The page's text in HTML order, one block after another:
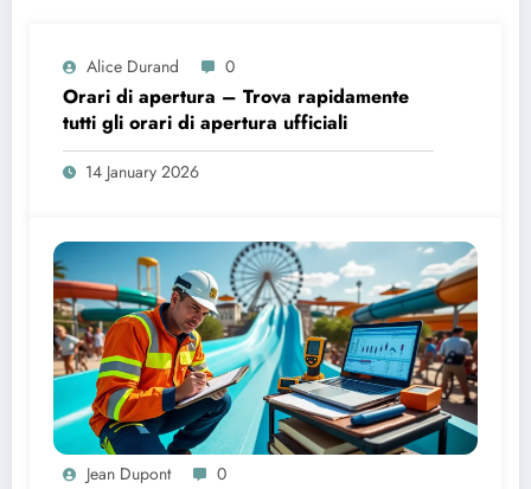
Alice Durand 0
Orari di apertura – Trova rapidamente
tutti gli orari di apertura ufficiali
14 January 2026
Jean Dupont 0